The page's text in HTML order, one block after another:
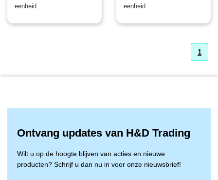
eenheid
eenheid
1
Ontvang updates van H&D Trading
Wilt u op de hoogte blijven van acties en nieuwe
producten? Schrijf u dan nu in voor onze nieuwsbrief!